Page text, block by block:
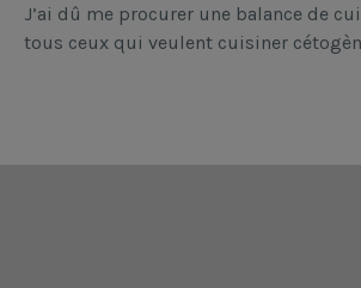
J’ai dû me procurer une balance de
tous ceux qui veulent cuisiner